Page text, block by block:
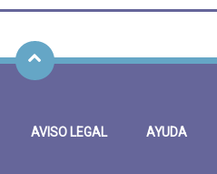
AVISO LEGAL AYUDA